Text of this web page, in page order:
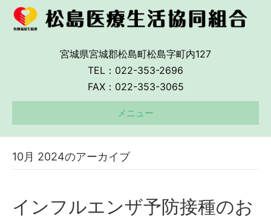
宮城県宮城郡松島町松島字町内127
TEL：022-353-2696
FAX：022-353-3065
メニュー
10月 2024のアーカイブ
インフルエンザ予防接種のお